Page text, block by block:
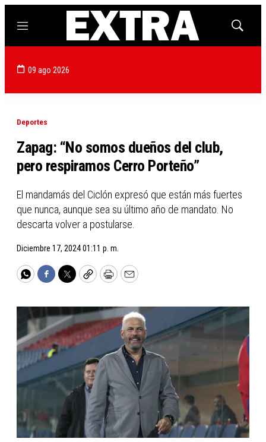
Menú
Mostrar
09 ago 2026
Deportes
Zapag: “No somos dueños del club,
pero respiramos Cerro Porteño”
El mandamás del Ciclón expresó que están más fuertes
que nunca, aunque sea su último año de mandato. No
descarta volver a postularse.
Diciembre 17, 2024 01:11 p. m.
WhatsApp
Facebook
TwitterCopyPrintEmail